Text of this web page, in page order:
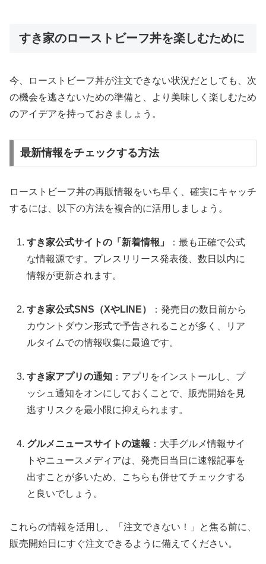
すき家のローストビーフ丼を楽しむために
今、ローストビーフ丼が注文できない状況だとしても、次
の機会を逃さないための準備と、より美味しく楽しむため
のアイデアを持っておきましょう。
最新情報をチェックする方法
ローストビーフ丼の再販情報をいち早く、確実にキャッチ
するには、以下の方法を複合的に活用しましょう。
すき家公式サイトの「新着情報」
：最も正確で公式
な情報源です。プレスリリース発表後、数日以内に
情報が更新されます。
すき家公式SNS（XやLINE）
：発売日の数日前から
カウントダウン形式で予告されることが多く、リア
ルタイムでの情報収集に最適です。
すき家アプリの通知 ：アプリをインストールし、プ
ッシュ通知をオンにしておくことで、販売開始を見
逃すリスクを最小限に抑えられます。
グルメニュースサイトの速報 ：大手グルメ情報サイ
トやニュースメディアは、発売日当日に速報記事を
出すことが多いため、こちらも併せてチェックする
と良いでしょう。
これらの情報を活用し、「注文できない！」と焦る前に、
販売開始日にすぐ注文できるように備えてください。